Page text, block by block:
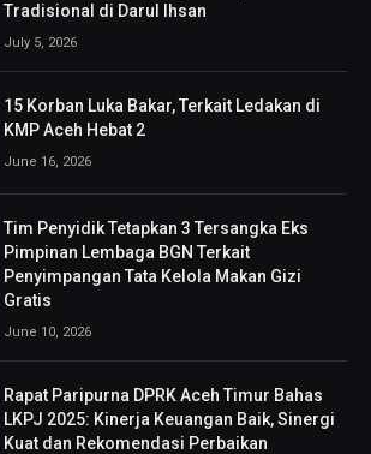
Tradisional di Darul Ihsan
July 5, 2026
15 Korban Luka Bakar, Terkait Ledakan di
KMP Aceh Hebat 2
June 16, 2026
Tim Penyidik Tetapkan 3 Tersangka Eks
Pimpinan Lembaga BGN Terkait
Penyimpangan Tata Kelola Makan Gizi
Gratis
June 10, 2026
Rapat Paripurna DPRK Aceh Timur Bahas
LKPJ 2025: Kinerja Keuangan Baik, Sinergi
Kuat dan Rekomendasi Perbaikan